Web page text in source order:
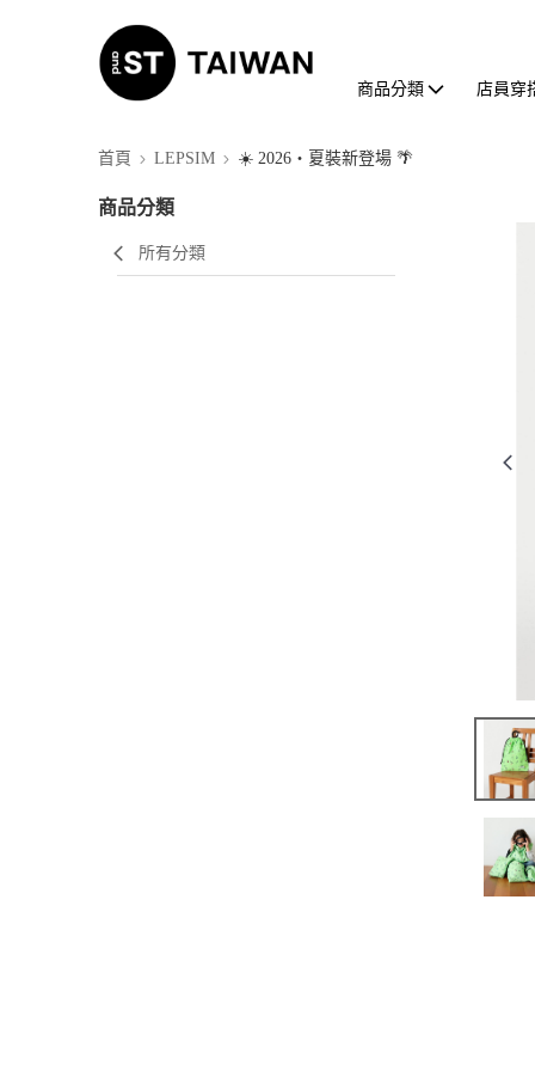
商品分類 店員穿
首頁 LEPSIM ☀️ 2026・夏裝新登場 🌴
商品分類
所有分類